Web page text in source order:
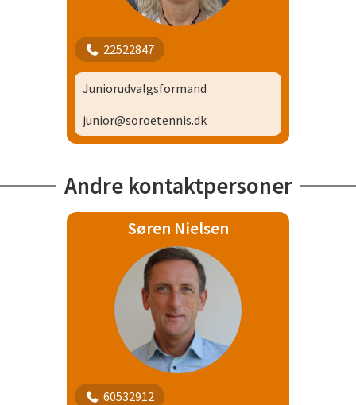
22522847
Juniorudvalgsformand
junior@soroetennis.dk
Andre kontaktpersoner
Søren Nielsen
60532912